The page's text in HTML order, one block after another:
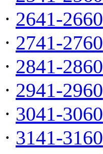
· 2641-2660
· 2741-2760
· 2841-2860
· 2941-2960
· 3041-3060
· 3141-3160